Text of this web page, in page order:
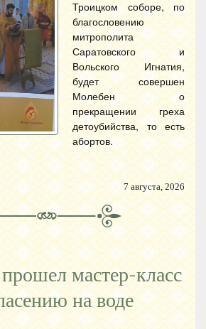
Троицком соборе, по
благословению
митрополита
Саратовского и
Вольского Игнатия,
будет совершен
Молебен о
прекращении греха
детоубийства, то есть
абортов.
7 августа, 2026
мастер-класс
на воде